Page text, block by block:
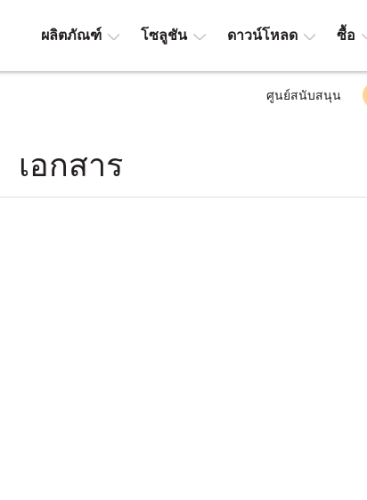
ผลิตภัณฑ์ โซลูชัน ดาวน์โหลด ซื้อ
ศูนย์สนับสนุน
เอกสาร